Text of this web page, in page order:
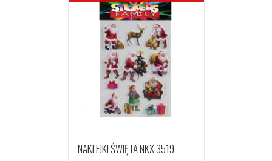
NAKLEJKI ŚWIĘTA NKX 3519